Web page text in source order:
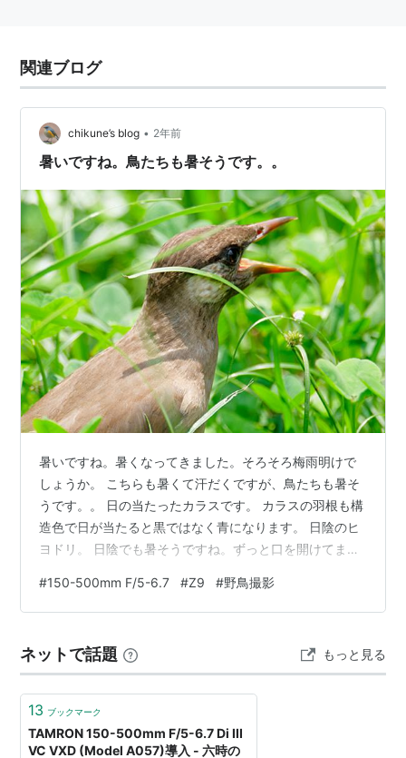
関連ブログ
chikune’s blog • 2年前
暑いですね。鳥たちも暑そうです。。
暑いですね。暑くなってきました。そろそろ梅雨明けで
しょうか。 こちらも暑くて汗だくですが、鳥たちも暑そ
うです。。 日の当たったカラスです。 カラスの羽根も構
造色で日が当たると黒ではなく青になります。 日陰のヒ
ヨドリ。 日陰でも暑そうですね。ずっと口を開けてま
て口の中の水分を蒸発させてるみたいです。 今回はムク
ドリが多めです。 夏場は葉が生い茂っているのもあり、
鳥です。 瞬間的に日当たり良好の場所へ出てきました
が、すぐに茂みへ。 やはり暑いのですかね。 2時間くら
いの散歩でTシャツの色が変わ…
#150-500mm F/5-6.7 #Z9 #野鳥撮影
ネットで話題 もっと見る
13 ブックマーク
TAMRON 150-500mm F/5-6.7 Di III
VC VXD (Model A057)導入 - 六時の